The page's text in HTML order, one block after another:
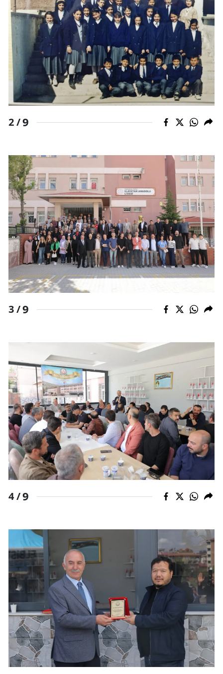
2 /9
3 /9
4 /9